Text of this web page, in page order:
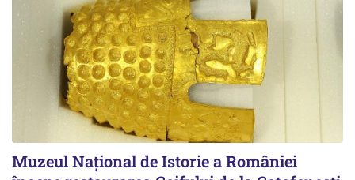
Muzeul Național de Istorie a României